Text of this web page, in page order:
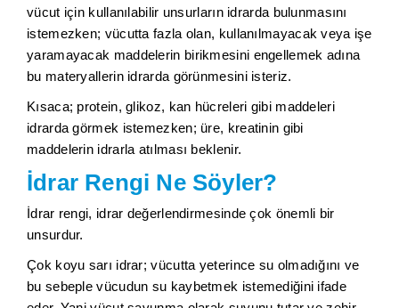
vücut için kullanılabilir unsurların idrarda bulunmasını
istemezken; vücutta fazla olan, kullanılmayacak veya işe
yaramayacak maddelerin birikmesini engellemek adına
bu materyallerin idrarda görünmesini isteriz.
Kısaca; protein, glikoz, kan hücreleri gibi maddeleri
idrarda görmek istemezken; üre, kreatinin gibi
maddelerin idrarla atılması beklenir.
İdrar Rengi Ne Söyler?
İdrar rengi, idrar değerlendirmesinde çok önemli bir
unsurdur.
Çok koyu sarı idrar; vücutta yeterince su olmadığını ve
bu sebeple vücudun su kaybetmek istemediğini ifade